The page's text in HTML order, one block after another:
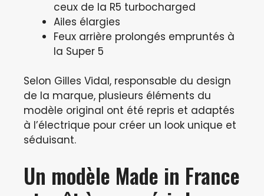
ceux de la R5 turbocharged
Ailes élargies
Feux arrière prolongés empruntés à
la Super 5
Selon Gilles Vidal, responsable du design
de la marque, plusieurs éléments du
modèle original ont été repris et adaptés
à l’électrique pour créer un look unique et
séduisant.
Un modèle Made in France